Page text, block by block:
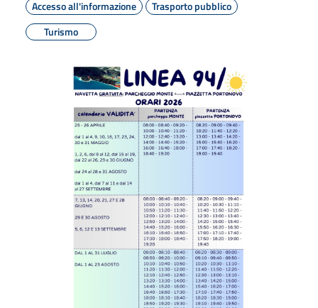
Accesso all'informazione
Trasporto pubblico
Turismo